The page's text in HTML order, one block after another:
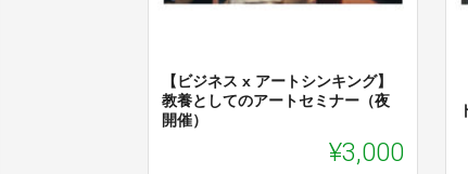
【ビジネス x アートシンキング】
教養としてのアートセミナー（夜
開催）
¥3,000